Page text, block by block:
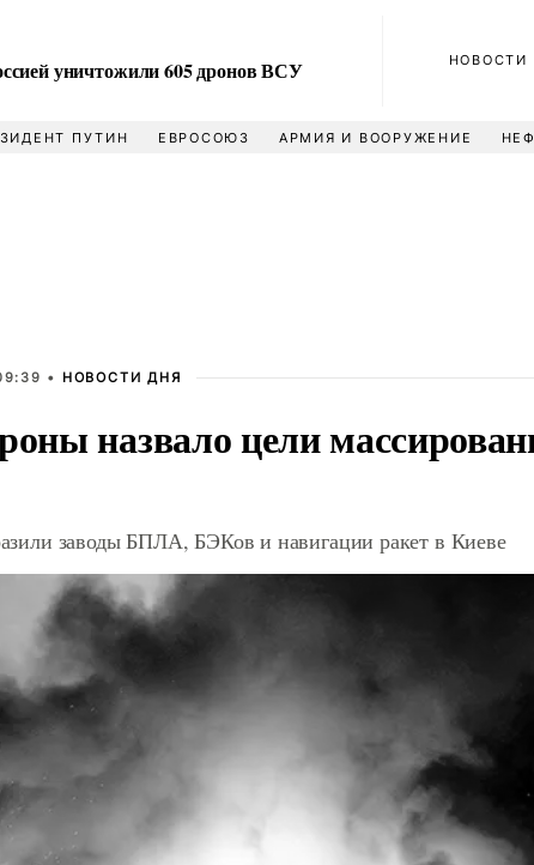
уничтожили 605 дронов ВСУ НОВОСТИ
ПУТИН ЕВРОСОЮЗ АРМИЯ И ВООРУЖЕНИЕ
• НОВОСТИ ДНЯ
назвало цели
заводы БПЛА, БЭКов и навигации ракет в Киеве